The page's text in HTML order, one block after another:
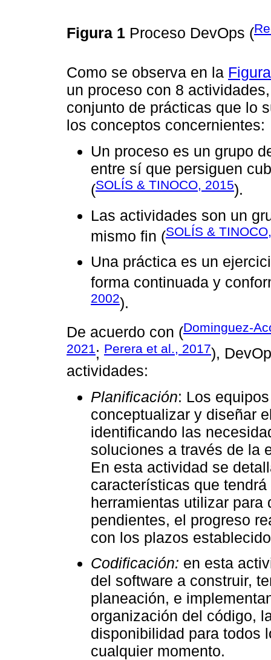
Figura 1 Proceso DevOps (
Como se observa en la
un proceso con 8
conjunto de prácticas que lo
los conceptos concernientes:
Un proceso es un grupo
entre sí que persiguen
(SOLÍS & TINOCO, 2015).
Las actividades son un
mismo fin (SOLÍS &
Una práctica es un
forma continuada y
2002).
De acuerdo con (Dominguez-
2021; Perera et al., 2017),
actividades:
Planificación: Los
conceptualizar y diseñar
identificando las
soluciones a través de la
En esta actividad se
características que
herramientas utilizar para
pendientes, el progreso
con los plazos
Codificación: en esta
del software a construir,
planeación, e
organización del código,
disponibilidad para todos
cualquier momento.